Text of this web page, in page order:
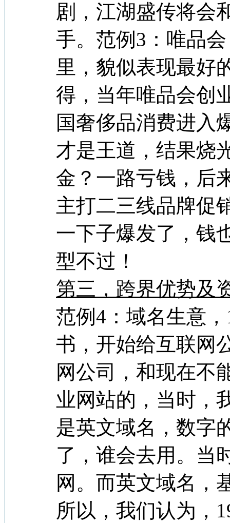
剧，江湖盛传将会
手。范例3：唯品
里，貌似表现最好
得，当年唯品会创
国奢侈品消费进入
才是王道，结果烧
金？一路亏钱，后
主打二三线品牌促
一下子爆发了，钱
型不过！
第三，跨界优势及
范例4：域名生意
书，开始给互联网
网公司，和现在不
业网站的，当时，
是英文域名，数字
了，谁会去用。当
网。而英文域名，
所以，我们认为，